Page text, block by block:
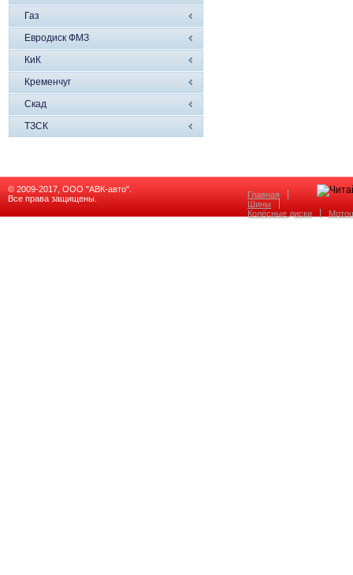
Газ
Евродиск ФМЗ
КиК
Кременчуг
Скад
ТЗСК
© 2009-2017, ООО "АВК-авто".
Все права защищены.
Главная
Шины
Колёсные диски